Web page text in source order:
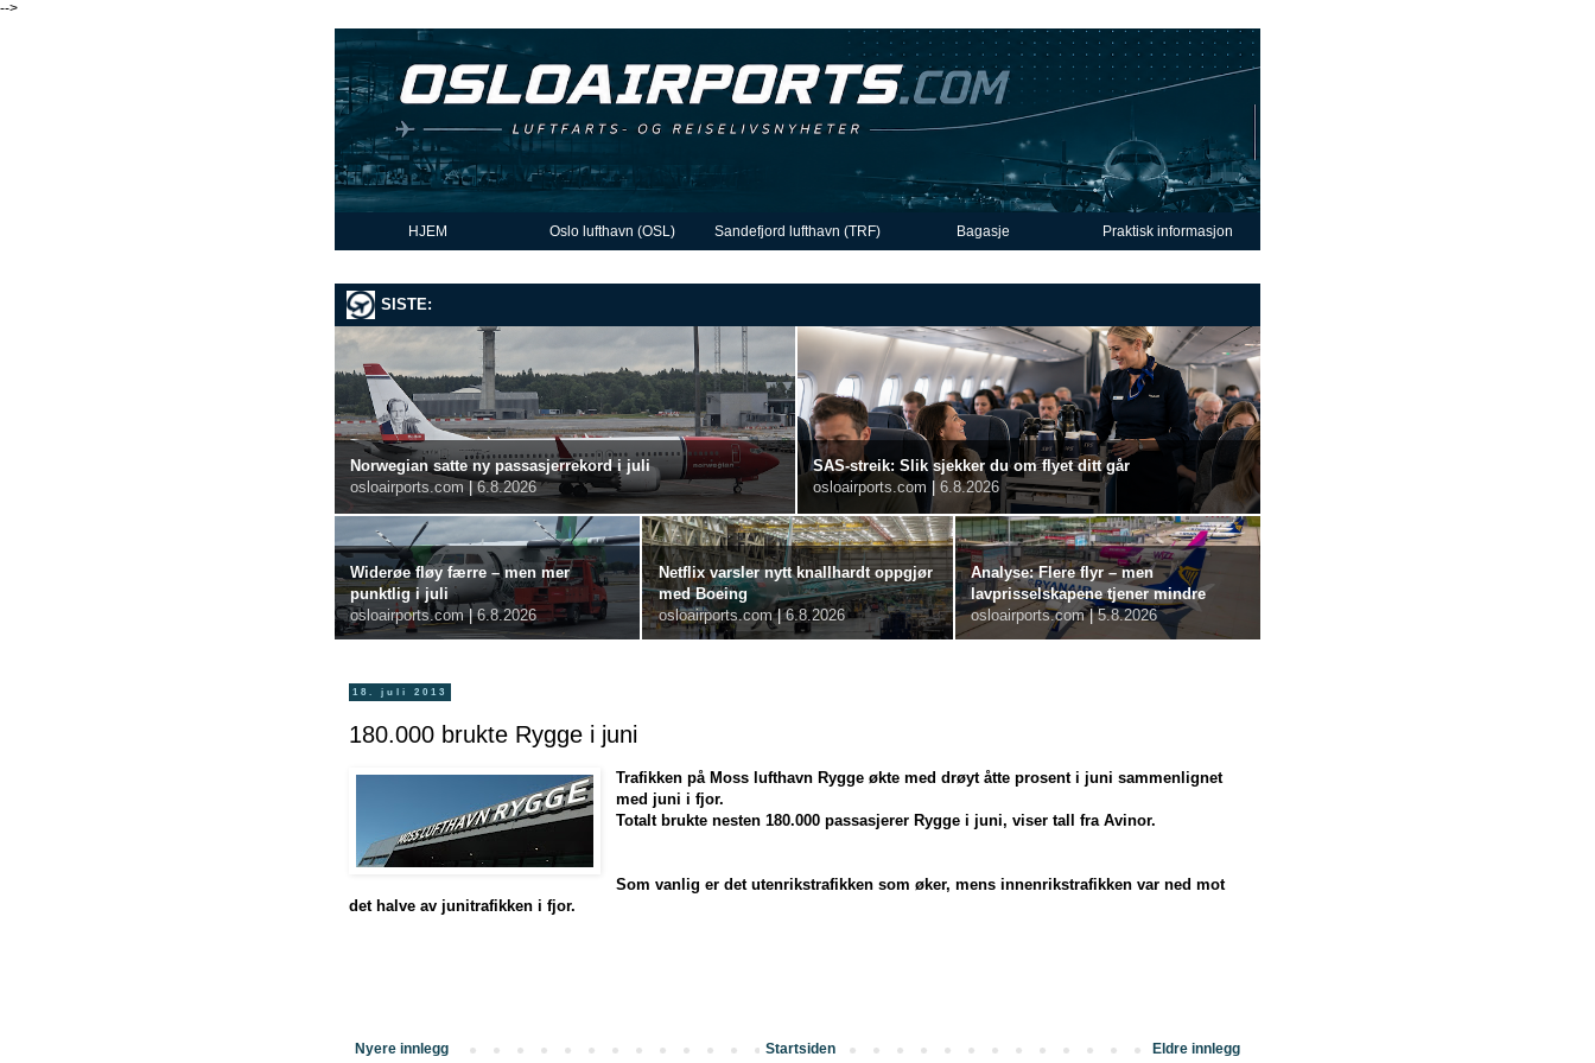
-->
HJEM Oslo lufthavn (OSL) Sandefjord lufthavn (TRF) Bagasje Praktisk informasjon
SISTE:
Norwegian satte ny passasjerrekord i juli
osloairports.com
6.8.2026
SAS-streik: Slik sjekker du om flyet ditt går
osloairports.com
6.8.2026
Widerøe fløy færre – men mer
punktlig i juli
osloairports.com | 6.8.2026
Netflix varsler nytt knallhardt oppgjør
med Boeing
osloairports.com | 6.8.2026
Analyse: Flere flyr – men
lavprisselskapene tjener mindre
osloairports.com | 5.8.2026
18. juli 2013
180.000 brukte Rygge i juni
Trafikken på Moss lufthavn Rygge økte med drøyt åtte prosent i juni sammenlignet
med juni i fjor.
Totalt brukte nesten 180.000 passasjerer Rygge i juni, viser tall fra Avinor.
Som vanlig er det utenrikstrafikken som øker, mens innenrikstrafikken var ned mot
det halve av junitrafikken i fjor.
Nyere innlegg Eldre innlegg
Startsiden